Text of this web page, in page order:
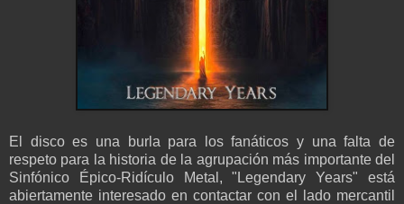
El disco es una burla para los fanáticos y una falta de
respeto para la historia de la agrupación más importante del
Sinfónico Épico-Ridículo Metal, "Legendary Years" está
abiertamente interesado en contactar con el lado mercantil